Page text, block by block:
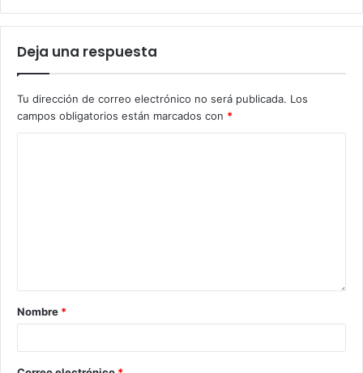
Deja una respuesta
Tu dirección de correo electrónico no será publicada. Los
campos obligatorios están marcados con *
Nombre *